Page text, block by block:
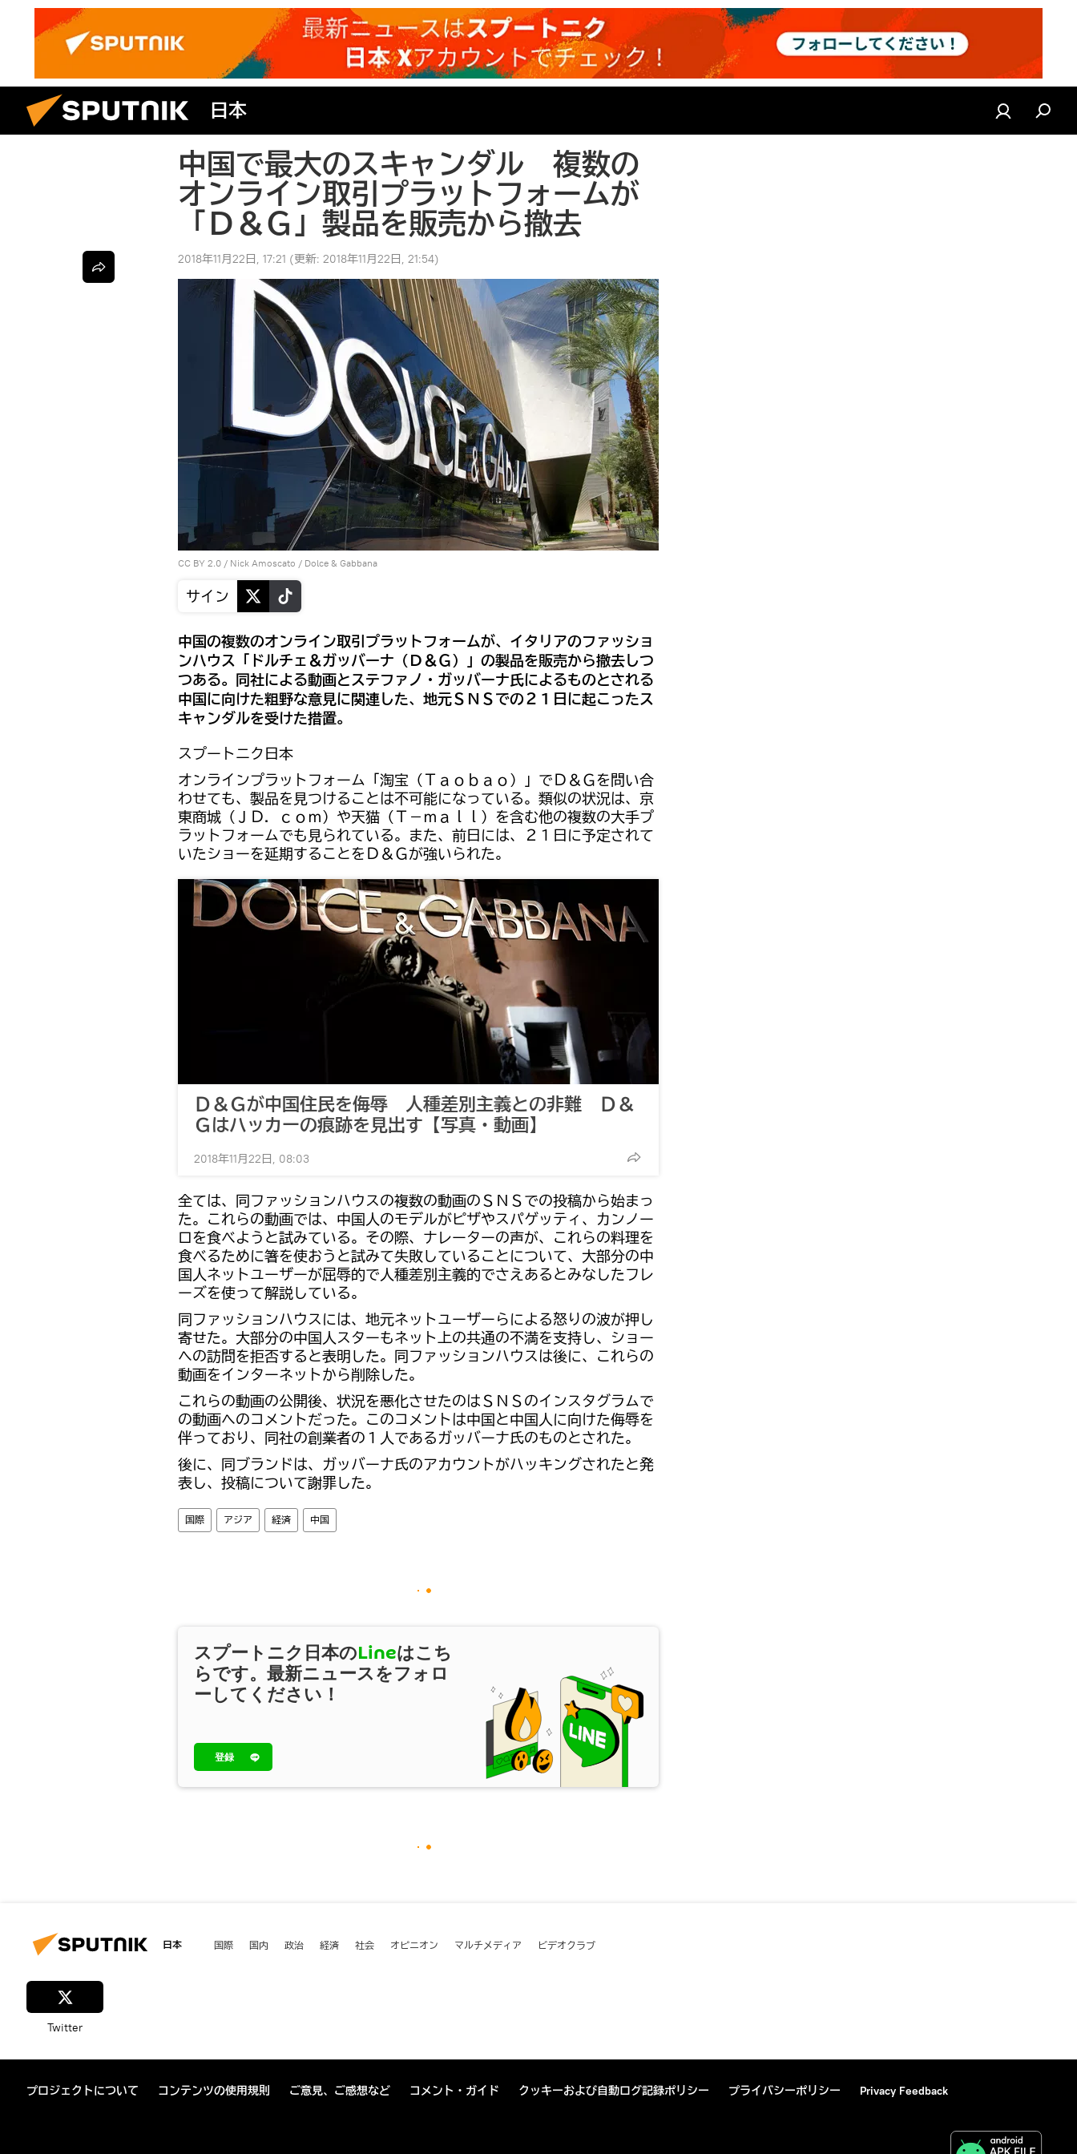
日本
中国で最大のスキャンダル 複数の
オンライン取引プラットフォームが
「Ｄ＆Ｇ」製品を販売から撤去
2018年11月22日, 17:21 (更新: 2018年11月22日, 21:54)
CC BY 2.0 / Nick Amoscato / Dolce & Gabbana
サイン
中国の複数のオンライン取引プラットフォームが、イタリアのファッショ
ンハウス「ドルチェ＆ガッバーナ（Ｄ＆Ｇ）」の製品を販売から撤去しつ
つある。同社による動画とステファノ・ガッバーナ氏によるものとされる
中国に向けた粗野な意見に関連した、地元ＳＮＳでの２１日に起こったス
キャンダルを受けた措置。
スプートニク日本
オンラインプラットフォーム「淘宝（Ｔａｏｂａｏ）」でＤ＆Ｇを問い合
わせても、製品を見つけることは不可能になっている。類似の状況は、京
東商城（ＪＤ．ｃｏｍ）や天猫（Ｔ－ｍａｌｌ）を含む他の複数の大手プ
ラットフォームでも見られている。また、前日には、２１日に予定されて
いたショーを延期することをＤ＆Ｇが強いられた。
Ｄ＆Ｇが中国住民を侮辱 人種差別主義との非難 Ｄ＆
Ｇはハッカーの痕跡を見出す【写真・動画】
2018年11月22日, 08:03
全ては、同ファッションハウスの複数の動画のＳＮＳでの投稿から始まっ
た。これらの動画では、中国人のモデルがピザやスパゲッティ、カンノー
ロを食べようと試みている。その際、ナレーターの声が、これらの料理を
食べるために箸を使おうと試みて失敗していることについて、大部分の中
国人ネットユーザーが屈辱的で人種差別主義的でさえあるとみなしたフレ
ーズを使って解説している。
同ファッションハウスには、地元ネットユーザーらによる怒りの波が押し
寄せた。大部分の中国人スターもネット上の共通の不満を支持し、ショー
への訪問を拒否すると表明した。同ファッションハウスは後に、これらの
動画をインターネットから削除した。
これらの動画の公開後、状況を悪化させたのはＳＮＳのインスタグラムで
の動画へのコメントだった。このコメントは中国と中国人に向けた侮辱を
伴っており、同社の創業者の１人であるガッバーナ氏のものとされた。
後に、同ブランドは、ガッバーナ氏のアカウントがハッキングされたと発
表し、投稿について謝罪した。
国際 アジア 経済 中国
スプートニク日本のLineはこち
らです。最新ニュースをフォロ
ーしてください！
登録
日本 国際 国内 政治 経済 社会 オピニオン マルチメディア ビデオクラブ
Twitter
プロジェクトについて コンテンツの使用規則 ご意見、ご感想など コメント・ガイド クッキーおよび自動ログ記録ポリシー プライバシーポリシー Privacy Feedback